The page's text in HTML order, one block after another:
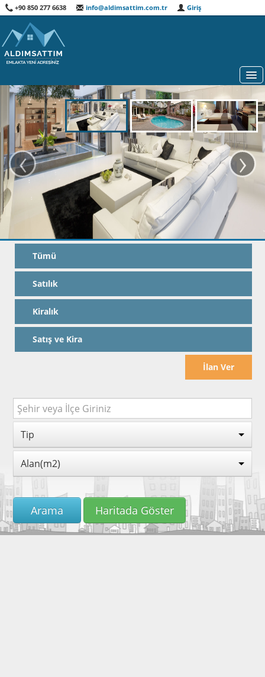
+90 850 277 6638 info@aldimsattim.com.tr Giriş
HARITA
GAYRIMENKUL DANIŞMANLARI
ÖNE ÇIKANLAR
ÖZEL ARAMA
HAKKIMIZDA
‹ ›
Tümü
Satılık
Kiralık
Satış ve Kira
İlan Ver
Tip
Alan(m2)
Arama Haritada Göster